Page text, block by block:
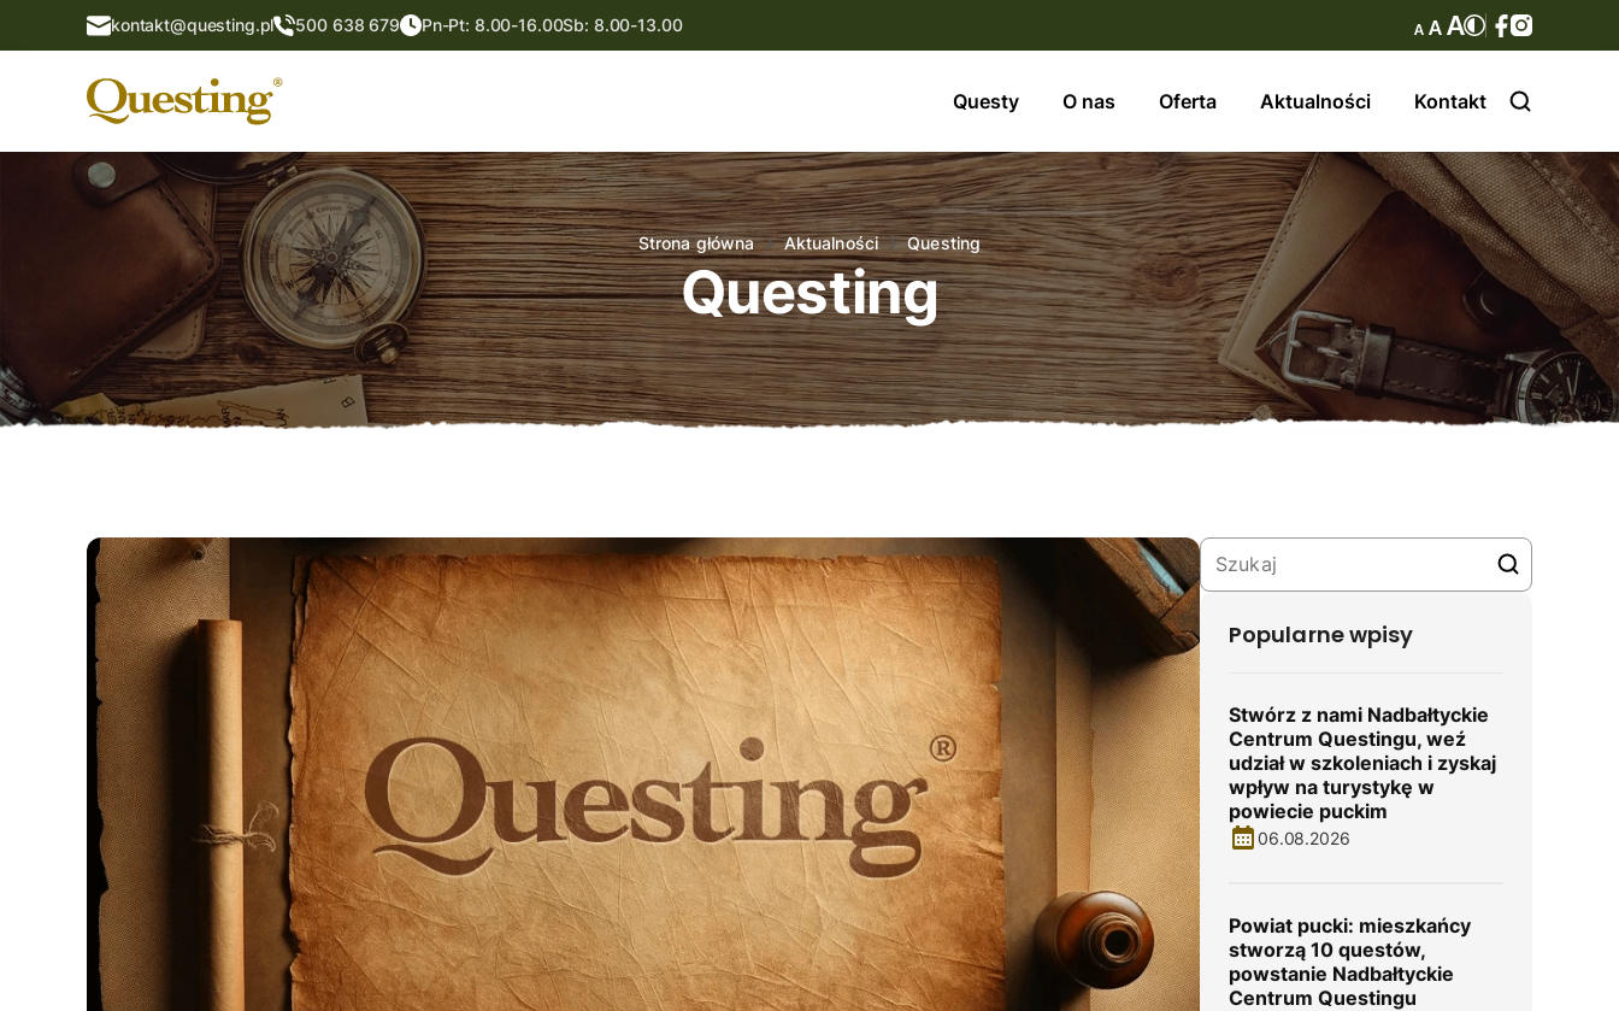
kontakt@questing.pl 500 638 679 Pn-Pt: 8.00-16.00Sb: 8.00-13.00
Questy O nas Oferta Aktualności Kontakt
O nas
Oferta
Aktualności
Kontakt
Strona główna Aktualności Questing
Questing
Popularne wpisy
Stwórz z nami Nadbałtyckie
Centrum Questingu, weź
udział w szkoleniach i zyskaj
wpływ na turystykę w
powiecie puckim
06.08.2026
Powiat pucki: mieszkańcy
stworzą 10 questów,
powstanie Nadbałtyckie
Centrum Questingu